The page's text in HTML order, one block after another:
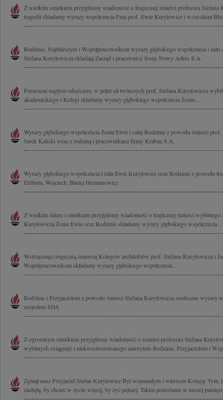
Z wielkim smutkiem przyjęliśmy wiadomość o tragicznej śmierci profesora
tragedii składamy wyrazy współczucia Pani prof. Ewie Kuryłowicz i wszystkim
Rodzinie, Najbliższym i Współpracownikom wyrazy głębokiego współczucia i
Stefana Kuryłowicza składają Zarząd i pracownicy firmy Nowy Adres S.A.
Poruszeni nagłym odejściem, w pełni sił twórczych prof. Stefana Kuryłowicza
akademickiego i Kolegi składamy wyrazy głębokiego współczucia Żonie...
Wyrazy głębokiego współczucia Żonie Ewie i całej Rodzinie z powodu śmierci prof.
Jurek Kaliski wraz z rodziną i pracownikami firmy Krabau S.A.
Wyrazy głębokiego współczucia i żalu Ewie Kuryłowicz oraz Rodzinie z powodu
Elżbieta, Wojciech, Błażej Hermanowicz
Z wielkim żalem i smutkiem przyjęliśmy wiadomość o tragicznej śmierci wybitnego
Kuryłowicza Żonie Ewie oraz Rodzinie składamy wyrazy głębokiego współczucia...
Wstrząśnięci tragiczną śmiercią Kolegów architektów prof. Stefana Kuryłowicza i
Współpracownikom składamy wyrazy głębokiego współczucia...
Rodzinie i Przyjaciołom z powodu śmierci Stefana Kuryłowicza serdeczne wyrazy
zespołem SDA
Z ogromnym smutkiem przyjęliśmy wiadomość o śmierci profesora Stefana
wybitnych osiągnięć i niekwestionowanego autorytetu Rodzinie, Przyjaciołom i
Zginął nasz Przyjaciel Stefan Kuryłowicz Był wspaniałym i wiernym Kolegą. Tym,
zachętę, by chcieć w życiu więcej, by żyć pełniej. Takim pozostanie w naszej